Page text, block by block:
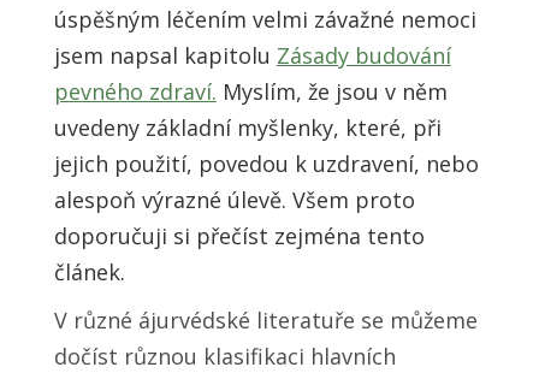
úspěšným léčením velmi závažné nemoci
jsem napsal kapitolu Zásady budování
pevného zdraví. Myslím, že jsou v něm
uvedeny základní myšlenky, které, při
jejich použití, povedou k uzdravení, nebo
alespoň výrazné úlevě. Všem proto
doporučuji si přečíst zejména tento
článek.
V různé ájurvédské literatuře se můžeme
dočíst různou klasifikaci hlavních